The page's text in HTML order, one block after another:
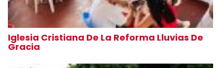
Iglesia Cristiana De La Reforma Lluvias De
Gracia